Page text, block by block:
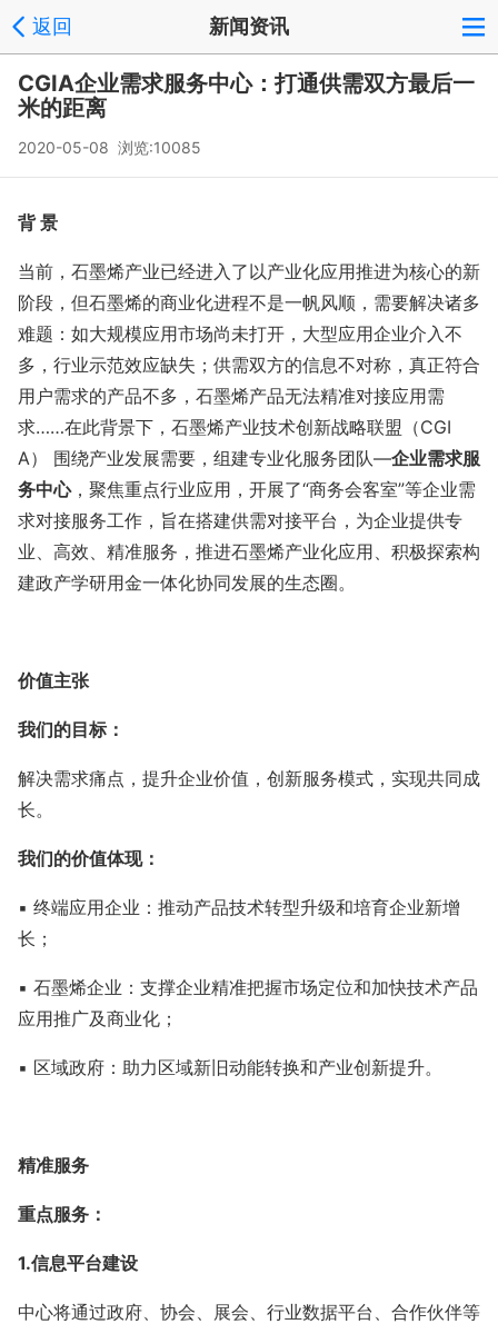
返回 新闻资讯
CGIA企业需求服务中心：打通供需双方最后一
米的距离
2020-05-08 浏览:10085
背 景
当前，石墨烯产业已经进入了以产业化应用推进为核心的新
阶段，但石墨烯的商业化进程不是一帆风顺，需要解决诸多
难题：如大规模应用市场尚未打开，大型应用企业介入不
多，行业示范效应缺失；供需双方的信息不对称，真正符合
用户需求的产品不多，石墨烯产品无法精准对接应用需
求……在此背景下，石墨烯产业技术创新战略联盟（CGI
A） 围绕产业发展需要，组建专业化服务团队—企业需求服
务中心，聚焦重点行业应用，开展了“商务会客室”等企业需
求对接服务工作，旨在搭建供需对接平台，为企业提供专
业、高效、精准服务，推进石墨烯产业化应用、积极探索构
建政产学研用金一体化协同发展的生态圈。
价值主张
我们的目标：
解决需求痛点，提升企业价值，创新服务模式，实现共同成
长。
我们的价值体现：
▪ 终端应用企业：推动产品技术转型升级和培育企业新增
长；
▪ 石墨烯企业：支撑企业精准把握市场定位和加快技术产品
应用推广及商业化；
▪ 区域政府：助力区域新旧动能转换和产业创新提升。
精准服务
重点服务：
1.信息平台建设
中心将通过政府、协会、展会、行业数据平台、合作伙伴等